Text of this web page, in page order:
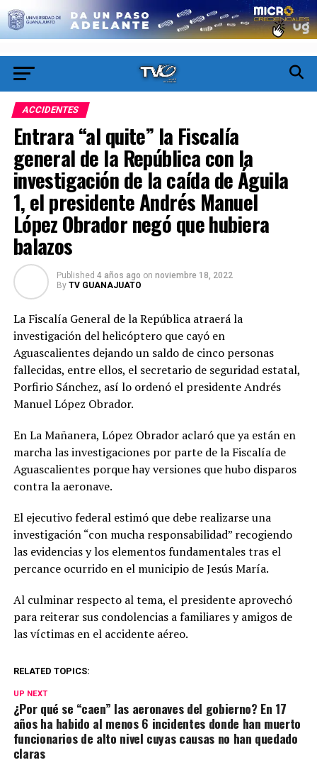
ACCIDENTES
Entrara “al quite” la Fiscalía
general de la República con la
investigación de la caída de Águila
1, el presidente Andrés Manuel
López Obrador negó que hubiera
balazos
Published 4 años ago on noviembre 18, 2022
By TV GUANAJUATO
La Fiscalía General de la República atraerá la
investigación del helicóptero que cayó en
Aguascalientes dejando un saldo de cinco personas
fallecidas, entre ellos, el secretario de seguridad estatal,
Porfirio Sánchez, así lo ordenó el presidente Andrés
Manuel López Obrador.
En La Mañanera, López Obrador aclaró que ya están en
marcha las investigaciones por parte de la Fiscalía de
Aguascalientes porque hay versiones que hubo disparos
contra la aeronave.
El ejecutivo federal estimó que debe realizarse una
investigación “con mucha responsabilidad” recogiendo
las evidencias y los elementos fundamentales tras el
percance ocurrido en el municipio de Jesús María.
Al culminar respecto al tema, el presidente aprovechó
para reiterar sus condolencias a familiares y amigos de
las víctimas en el accidente aéreo.
RELATED TOPICS:
UP NEXT
¿Por qué se “caen” las aeronaves del gobierno? En 17
años ha habido al menos 6 incidentes donde han muerto
funcionarios de alto nivel cuyas causas no han quedado
claras